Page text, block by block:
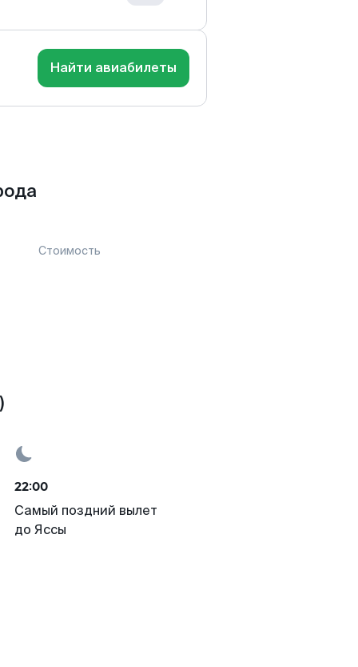
Найти авиабилеты
Стоимость
22:00
Самый поздний вылет
до Яссы